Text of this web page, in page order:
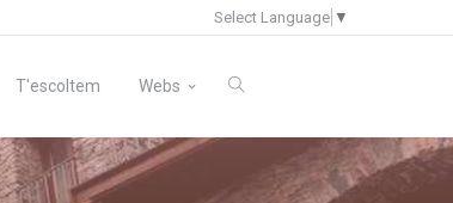
Select Language ▼
T'escoltem Webs